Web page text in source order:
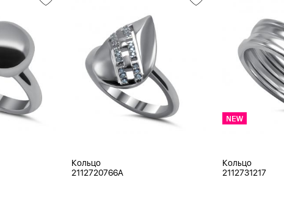
Кольцо
2112720766A
Кольцо
2112731217